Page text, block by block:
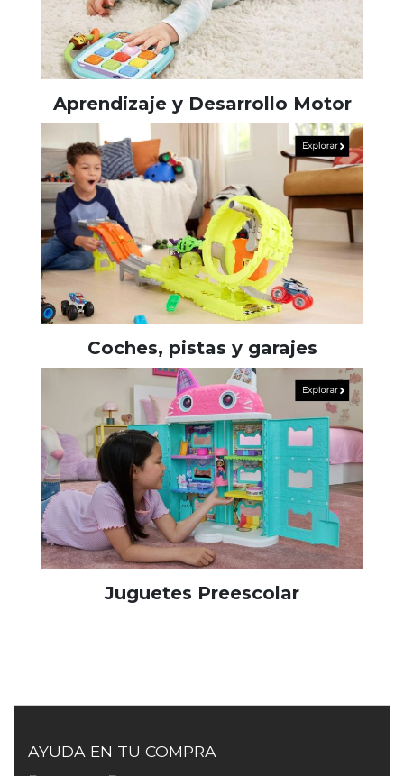
Aprendizaje y Desarrollo Motor
Coches, pistas y garajes
Juguetes Preescolar
AYUDA EN TU COMPRA